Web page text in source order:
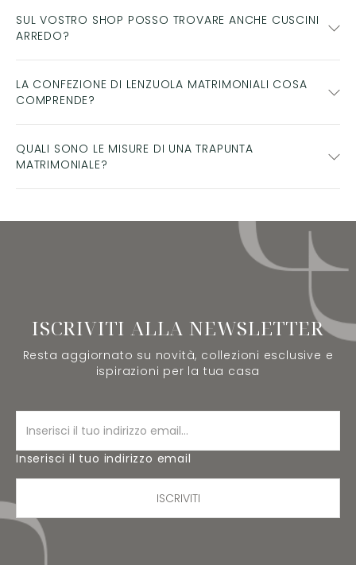
SUL VOSTRO SHOP POSSO TROVARE ANCHE CUSCINI
ARREDO?
LA CONFEZIONE DI LENZUOLA MATRIMONIALI COSA
COMPRENDE?
QUALI SONO LE MISURE DI UNA TRAPUNTA
MATRIMONIALE?
ISCRIVITI ALLA NEWSLETTER
Resta aggiornato su novità, collezioni esclusive e
ispirazioni per la tua casa
Inserisci il tuo indirizzo email
ISCRIVITI